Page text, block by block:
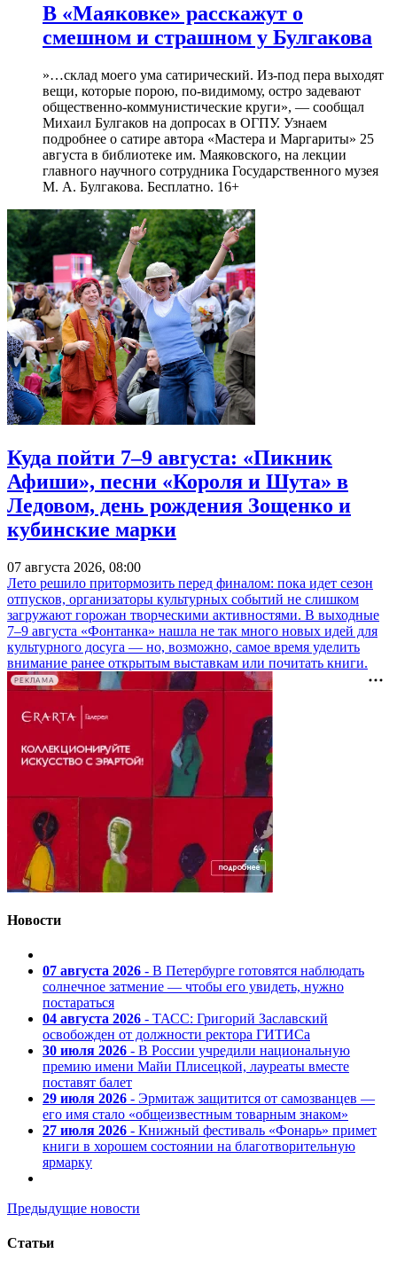
В «Маяковке» расскажут о
смешном и страшном у Булгакова
»…склад моего ума сатирический. Из-под пера выходят
вещи, которые порою, по-видимому, остро задевают
общественно-коммунистические круги», — сообщал
Михаил Булгаков на допросах в ОГПУ. Узнаем
подробнее о сатире автора «Мастера и Маргариты» 25
августа в библиотеке им. Маяковского, на лекции
главного научного сотрудника Государственного музея
М. А. Булгакова. Бесплатно. 16+
Куда пойти 7–9 августа: «Пикник
Афиши», песни «Короля и Шута» в
Ледовом, день рождения Зощенко и
кубинские марки
07 августа 2026, 08:00
Лето решило притормозить перед финалом: пока идет сезон
отпусков, организаторы культурных событий не слишком
загружают горожан творческими активностями. В выходные
7–9 августа «Фонтанка» нашла не так много новых идей для
культурного досуга — но, возможно, самое время уделить
внимание ранее открытым выставкам или почитать книги.
РЕКЛАМА
Новости
07 августа 2026 - В Петербурге готовятся наблюдать
солнечное затмение — чтобы его увидеть, нужно
постараться
04 августа 2026 - ТАСС: Григорий Заславский
освобожден от должности ректора ГИТИСа
30 июля 2026 - В России учредили национальную
премию имени Майи Плисецкой, лауреаты вместе
поставят балет
29 июля 2026 - Эрмитаж защитится от самозванцев —
его имя стало «общеизвестным товарным знаком»
27 июля 2026 - Книжный фестиваль «Фонарь» примет
книги в хорошем состоянии на благотворительную
ярмарку
Предыдущие новости
Статьи